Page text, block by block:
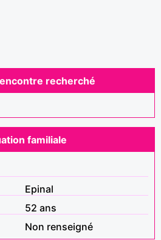
recherché
familiale
Epinal
52 ans
Non renseigné